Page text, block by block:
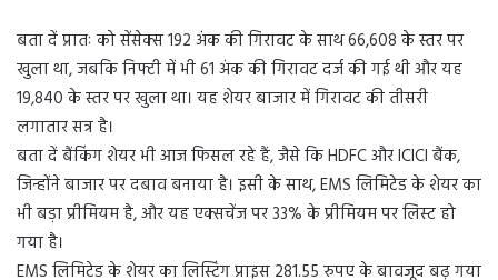
बता दें प्रातः को सेंसेक्स 192 अंक की गिरावट के साथ 66,608 के स्तर पर
खुला था, जबकि निफ्टी में भी 61 अंक की गिरावट दर्ज की गई थी और यह
19,840 के स्तर पर खुला था। यह शेयर बाजार में गिरावट की तीसरी
लगातार सत्र है।
बता दें बैंकिंग शेयर भी आज फिसल रहे हैं, जैसे कि HDFC और ICICI बैंक,
जिन्होंने बाजार पर दबाव बनाया है। इसी के साथ, EMS लिमिटेड के शेयर का
भी बड़ा प्रीमियम है, और यह एक्सचेंज पर 33% के प्रीमियम पर लिस्ट हो
गया है।
EMS लिमिटेड के शेयर का लिस्टिंग प्राइस 281.55 रुपए के बावजूद बढ़ गया